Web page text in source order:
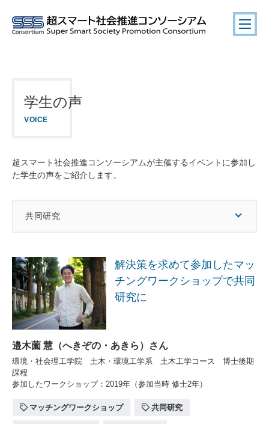
学生の声
VOICE
超スマート社会推進コンソーシアムが主催するイベントに参加し
た学生の声をご紹介します。
共同研究
解決策を求めて参加したマッ
チングワークショップで共同
研究に
邉木薗 慧（へきぞの・あきら）さん
環境・社会理工学院 土木・環境工学系 土木工学コース 博士後期
課程
参加したワークショップ：2019年（参加当時 修士2年）
マッチングワークショップ 共同研究